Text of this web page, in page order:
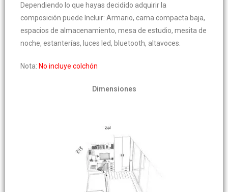
Dependiendo lo que hayas decidido adquirir la
composición puede Incluir: Armario, cama compacta baja,
espacios de almacenamiento, mesa de estudio, mesita de
noche, estanterías, luces led, bluetooth, altavoces.
Nota: No incluye colchón
Dimensiones